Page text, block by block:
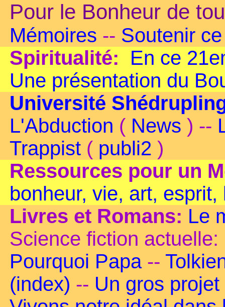
Pour le Bonheur de
Mémoires -- Soutenir
Spiritualité: En ce
Une présentation du
Université
L'Abduction ( News ) --
Trappist( publi2 )
Ressources pour un
bonheur, vie, art,
Livres et Romans: Le
Science fiction actuelle:
Pourquoi Papa--
(index) -- Un gros projet